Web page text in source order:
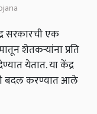
सरकारची एक
शेतकऱ्यांना प्रति
येतात. या केंद्र
बदल करण्यात आले